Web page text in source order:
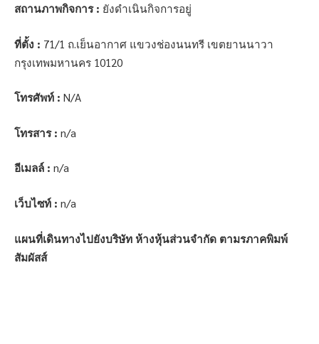
สถานภาพกิจการ : ยังดำเนินกิจการอยู่
ที่ตั้ง : 71/1 ถ.เย็นอากาศ แขวงช่องนนทรี เขตยานนาวา
กรุงเทพมหานคร 10120
โทรศัพท์ : N/A
โทรสาร : n/a
อีเมลล์ : n/a
เว็บไซท์ : n/a
แผนที่เดินทางไปยังบริษัท ห้างหุ้นส่วนจำกัด ตามรภาคพิมพ์
สัมผัสส์